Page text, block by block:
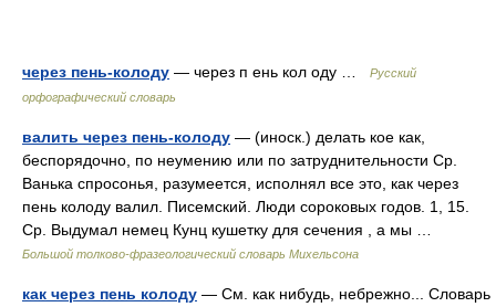
через пень-колоду — через п ень кол оду …
Русский
орфографический словарь
валить через пень-колоду — (иноск.) делать кое как,
беспорядочно, по неумению или по затруднительности Ср.
Ванька спросонья, разумеется, исполнял все это, как через
пень колоду валил. Писемский. Люди сороковых годов. 1, 15.
Ср. Выдумал немец Кунц кушетку для сечения , а мы …
Большой толково-фразеологический словарь Михельсона
как через пень колоду — См. как нибудь, небрежно... Словарь